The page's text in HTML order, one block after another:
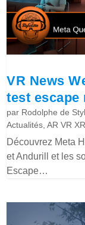
VR News
test escape
par Rodolphe de
Actualités,AR VR XR
Découvrez Meta
et Andurill et les
Escape…